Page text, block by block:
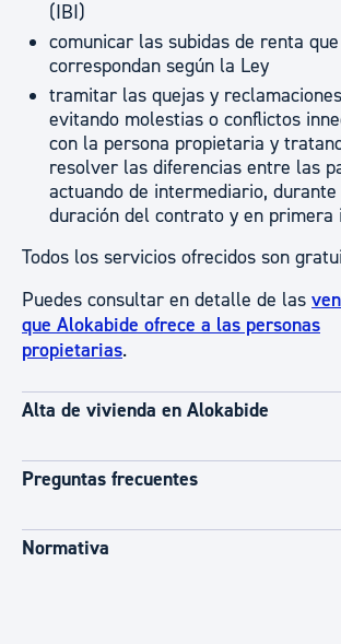
(IBI)
comunicar las subidas de renta que
correspondan según la Ley
tramitar las quejas y reclamaciones
evitando molestias o conflictos
con la persona propietaria y
resolver las diferencias entre las
actuando de intermediario,
duración del contrato y en primera
Todos los servicios ofrecidos son
Puedes consultar en detalle de las
que Alokabide ofrece a las personas
propietarias.
Alta de vivienda en Alokabide
Preguntas frecuentes
Normativa